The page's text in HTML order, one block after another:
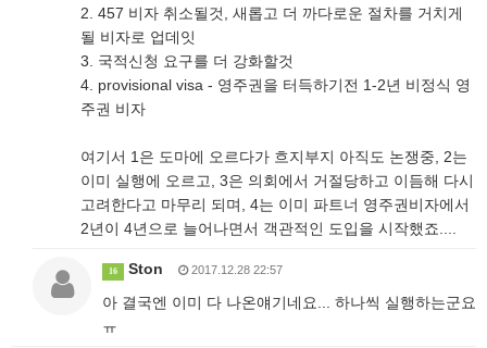
2. 457 비자 취소될것, 새롭고 더 까다로운 절차를 거치게
될 비자로 업데잇
3. 국적신청 요구를 더 강화할것
4. provisional visa - 영주권을 터득하기전 1-2년 비정식 영
주권 비자
여기서 1은 도마에 오르다가 흐지부지 아직도 논쟁중, 2는
이미 실행에 오르고, 3은 의회에서 거절당하고 이듬해 다시
고려한다고 마무리 되며, 4는 이미 파트너 영주권비자에서
2년이 4년으로 늘어나면서 객관적인 도입을 시작했죠....
16 Ston 2017.12.28 22:57
아 결국엔 이미 다 나온얘기네요... 하나씩 실행하는군요
ㅠ